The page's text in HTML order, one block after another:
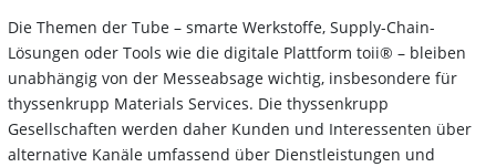
Die Themen der Tube – smarte Werkstoffe, Supply-Chain-
Lösungen oder Tools wie die digitale Plattform toii® – bleiben
unabhängig von der Messeabsage wichtig, insbesondere für
thyssenkrupp Materials Services. Die thyssenkrupp
Gesellschaften werden daher Kunden und Interessenten über
alternative Kanäle umfassend über Dienstleistungen und